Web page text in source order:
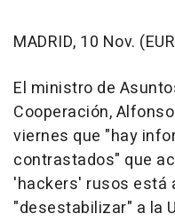
MADRID, 10 Nov.
El ministro de
Cooperación,
viernes que "hay
contrastados" que
'hackers' rusos está
"desestabilizar" a la